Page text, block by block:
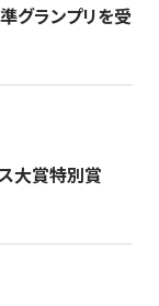
グランプリを受
大賞特別賞